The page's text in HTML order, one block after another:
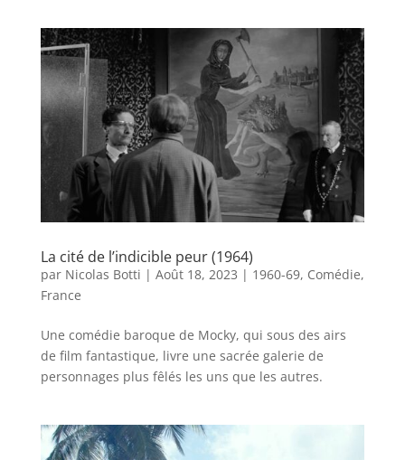
La cité de l’indicible peur (1964)
par Nicolas Botti | Août 18, 2023 | 1960-69, Comédie,
France
Une comédie baroque de Mocky, qui sous des airs
de film fantastique, livre une sacrée galerie de
personnages plus fêlés les uns que les autres.